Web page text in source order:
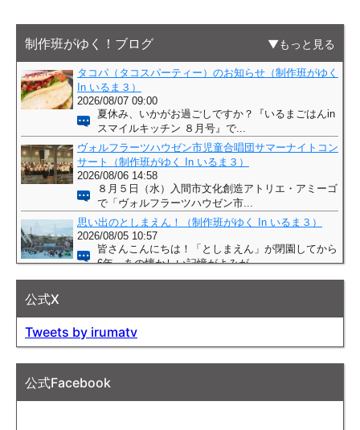
制作班がゆく！ブログ もっと見る
公式X
Tweets by irumatv
公式Facebook